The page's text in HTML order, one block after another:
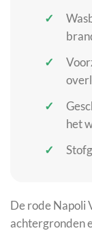
het
De rode Napoli
achtergronden